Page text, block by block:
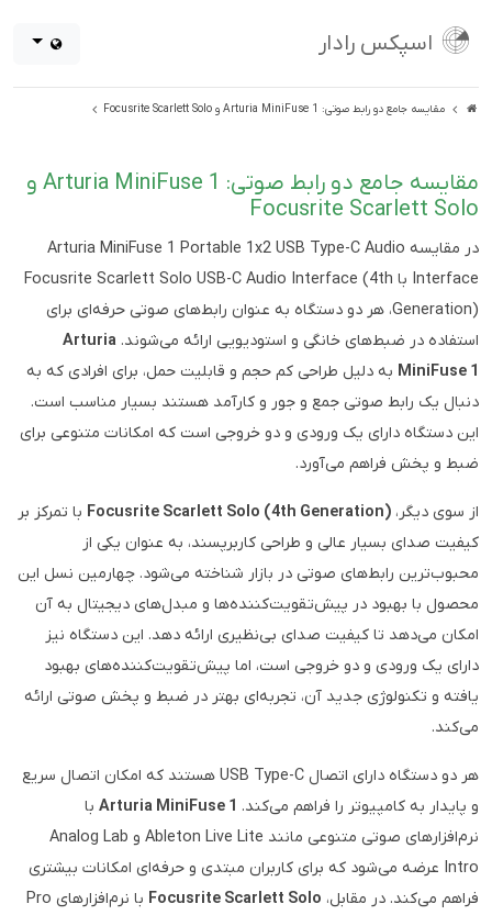
اسپکس رادار
مقایسه جامع دو رابط صوتی: Arturia MiniFuse 1 و Focusrite Scarlett Solo
مقایسه جامع دو رابط صوتی: Arturia MiniFuse 1 و
Focusrite Scarlett Solo
در مقایسه Arturia MiniFuse 1 Portable 1x2 USB Type-C Audio
Interface با Focusrite Scarlett Solo USB-C Audio Interface (4th
Generation)، هر دو دستگاه به عنوان رابط‌های صوتی حرفه‌ای برای
استفاده در ضبط‌های خانگی و استودیویی ارائه می‌شوند. Arturia
MiniFuse 1 به دلیل طراحی کم حجم و قابلیت حمل، برای افرادی که به
دنبال یک رابط صوتی جمع و جور و کارآمد هستند بسیار مناسب است.
این دستگاه دارای یک ورودی و دو خروجی است که امکانات متنوعی برای
ضبط و پخش فراهم می‌آورد.
از سوی دیگر، Focusrite Scarlett Solo (4th Generation) با تمرکز بر
کیفیت صدای بسیار عالی و طراحی کاربرپسند، به عنوان یکی از
محبوب‌ترین رابط‌های صوتی در بازار شناخته می‌شود. چهارمین نسل این
محصول با بهبود در پیش‌تقویت‌کننده‌ها و مبدل‌های دیجیتال به آن
امکان می‌دهد تا کیفیت صدای بی‌نظیری ارائه دهد. این دستگاه نیز
دارای یک ورودی و دو خروجی است، اما پیش‌تقویت‌کننده‌های بهبود
یافته و تکنولوژی جدید آن، تجربه‌ای بهتر در ضبط و پخش صوتی ارائه
می‌کند.
هر دو دستگاه دارای اتصال USB Type-C هستند که امکان اتصال سریع
و پایدار به کامپیوتر را فراهم می‌کند. Arturia MiniFuse 1 با
نرم‌افزارهای صوتی متنوعی مانند Ableton Live Lite و Analog Lab
Intro عرضه می‌شود که برای کاربران مبتدی و حرفه‌ای امکانات بیشتری
فراهم می‌کند. در مقابل، Focusrite Scarlett Solo
با نرم‌افزارهای Pro